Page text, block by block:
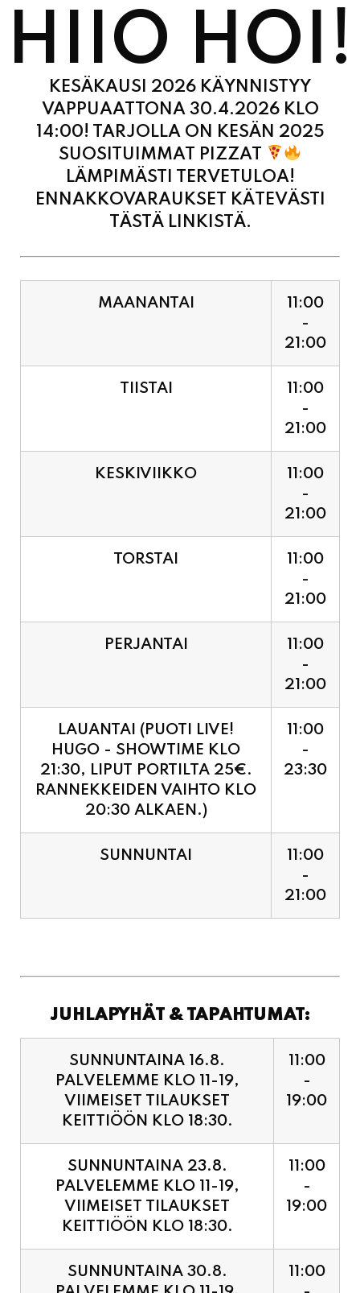
KESÄKAUSI 2026 KÄYNNISTYY
VAPPUAATTONA 30.4.2026 KLO
14:00! TARJOLLA ON KESÄN 2025
SUOSITUIMMAT PIZZAT
LÄMPIMÄSTI TERVETULOA!
ENNAKKOVARAUKSET KÄTEVÄSTI
TÄSTÄ LINKISTÄ.
-
21:00
11:00
-
21:00
11:00
-
21:00
11:00
-
21:00
11:00
-
21:00
21:30, LIPUT PORTILTA 25€.
RANNEKKEIDEN VAIHTO KLO
20:30 ALKAEN.)
11:00
-
23:30
SUNNUNTAI
21:00
PALVELEMME KLO 11-19,
VIIMEISET TILAUKSET
KEITTIÖÖN KLO 18:30.
-
19:00
SUNNUNTAINA 23.8.
PALVELEMME KLO 11-19,
VIIMEISET TILAUKSET
KEITTIÖÖN KLO 18:30.
11:00
19:00
SUNNUNTAINA 30.8.
PALVELEMME KLO 11-19,
VIIMEISET TILAUKSET
KEITTIÖÖN KLO 18:30.
11:00
19:00